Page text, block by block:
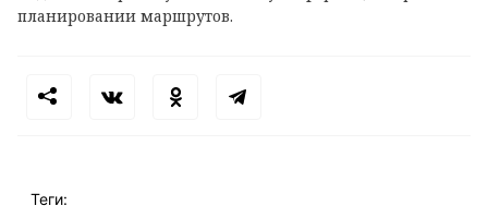
планировании маршрутов.
Теги: